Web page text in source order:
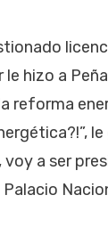
hizo a
reforma
a ser